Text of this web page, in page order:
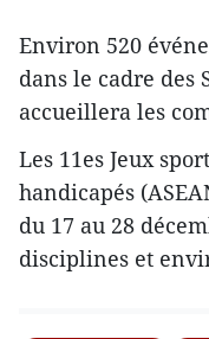
Environ 520
dans le cadre des
accueillera les
Les 11es Jeux
handicapés
du 17 au 28
disciplines et